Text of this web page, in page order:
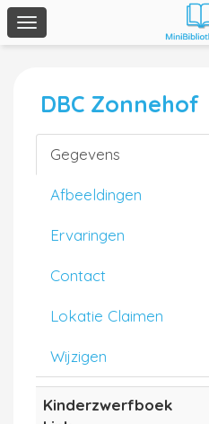
Toggle
navigation
DBC Zonnehof
Gegevens
Afbeeldingen
Ervaringen
Contact
Lokatie Claimen
Wijzigen
Kinderzwerfboek